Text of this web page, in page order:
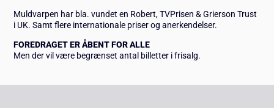
Muldvarpen har bla. vundet en Robert, TVPrisen & Grierson Trust
i UK. Samt flere internationale priser og anerkendelser.
FOREDRAGET ER ÅBENT FOR ALLE
Men der vil være begrænset antal billetter i frisalg.